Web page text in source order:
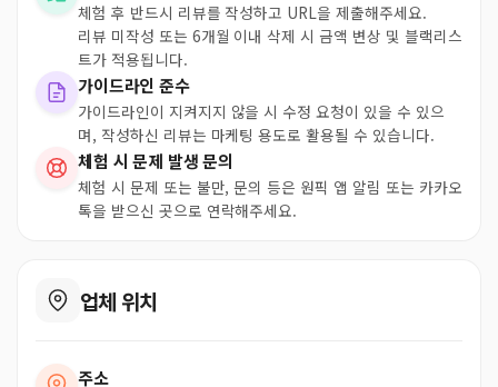
체험 후 반드시 리뷰를 작성하고 URL을 제출해주세요.
리뷰 미작성 또는 6개월 이내 삭제 시 금액 변상 및 블랙리스
트가 적용됩니다.
가이드라인 준수
가이드라인이 지켜지지 않을 시 수정 요청이 있을 수 있으
며, 작성하신 리뷰는 마케팅 용도로 활용될 수 있습니다.
체험 시 문제 발생 문의
체험 시 문제 또는 불만, 문의 등은 원픽 앱 알림 또는 카카오
톡을 받으신 곳으로 연락해주세요.
업체 위치
주소